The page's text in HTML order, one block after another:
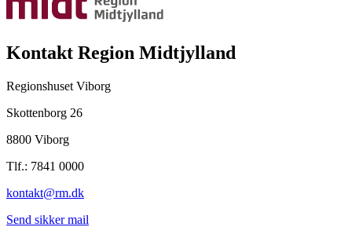
Kontakt Region Midtjylland
Regionshuset Viborg
Skottenborg 26
8800 Viborg
Tlf.: 7841 0000
kontakt@rm.dk
Send sikker mail